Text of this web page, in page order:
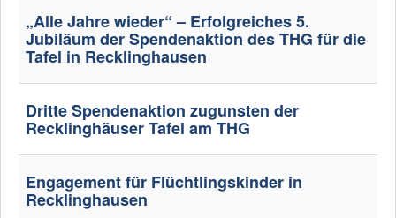
„Alle Jahre wieder“ – Erfolgreiches 5.
Jubiläum der Spendenaktion des THG für die
Tafel in Recklinghausen
Dritte Spendenaktion zugunsten der
Recklinghäuser Tafel am THG
Engagement für Flüchtlingskinder in
Recklinghausen